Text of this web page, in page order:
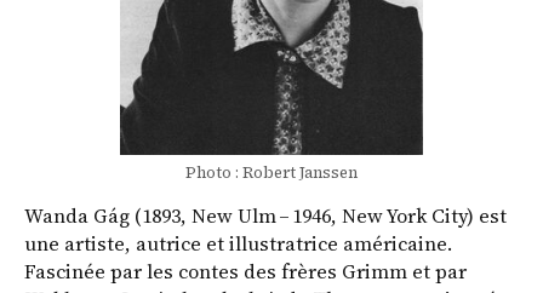
Photo : Robert Janssen
Wanda Gág (1893, New Ulm – 1946, New York City) est
une artiste, autrice et illustratrice américaine.
Fascinée par les contes des frères Grimm et par